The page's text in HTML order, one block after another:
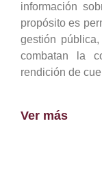
información
propósito es
gestión
combatan la
rendición de
Ver más